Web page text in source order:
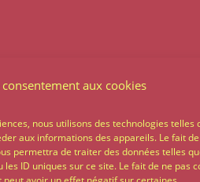
consentement aux cookies
nous utilisons des technologies telles
aux informations des appareils. Le fait de
permettra de traiter des données telles
ID uniques sur ce site. Le fait de ne pas